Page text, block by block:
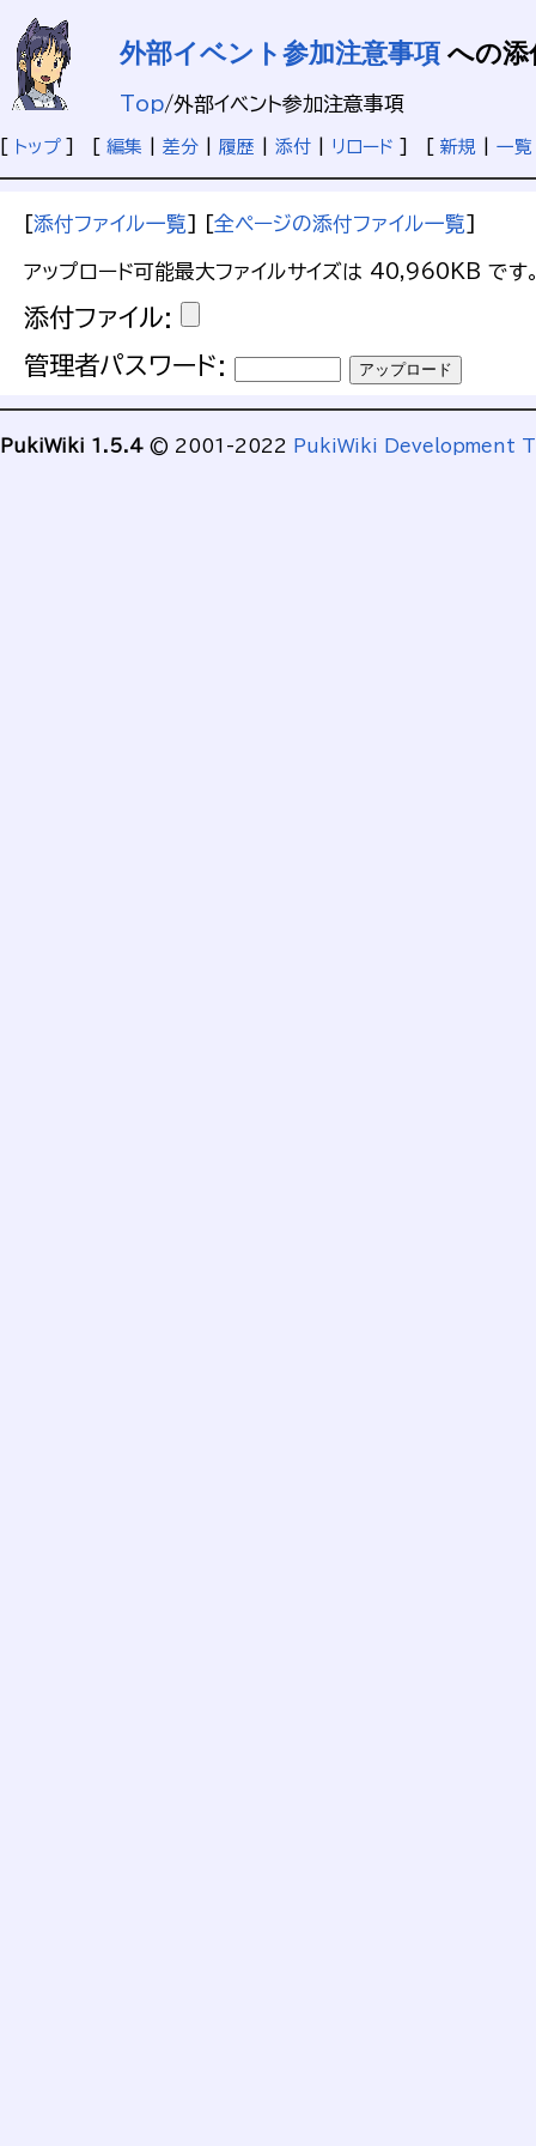
外部イベント参加注意事項 への添
Top/外部イベント参加注意事項
トップ] [ 編集 差分 履歴 添付 リロード 新規 一覧
[添付ファイル一覧] [全ページの添付ファイル一覧]
アップロード可能最大ファイルサイズは 40,960KB です
添付ファイル:
管理者パスワード:
PukiWiki 1.5.4 © 2001-2022 PukiWiki Development